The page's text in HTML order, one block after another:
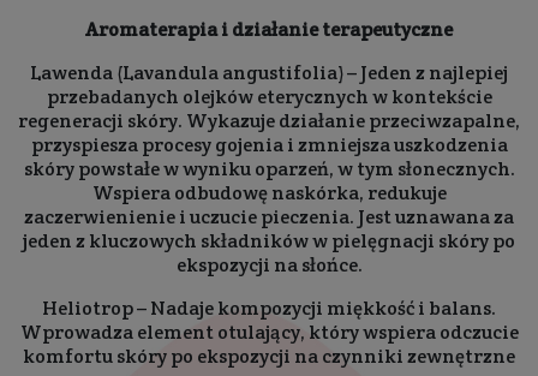
Aromaterapia i działanie terapeutyczne
Lawenda (Lavandula angustifolia) – Jeden z najlepiej
przebadanych olejków eterycznych w kontekście
regeneracji skóry. Wykazuje działanie przeciwzapalne,
przyspiesza procesy gojenia i zmniejsza uszkodzenia
skóry powstałe w wyniku oparzeń, w tym słonecznych.
Wspiera odbudowę naskórka, redukuje
zaczerwienienie i uczucie pieczenia. Jest uznawana za
jeden z kluczowych składników w pielęgnacji skóry po
ekspozycji na słońce.
Heliotrop – Nadaje kompozycji miękkość i balans.
Wprowadza element otulający, który wspiera odczucie
komfortu skóry po ekspozycji na czynniki zewnętrzne